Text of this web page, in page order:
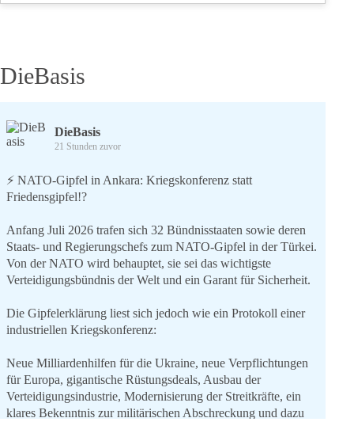
DieBasis
DieBasis
21 Stunden zuvor
⚡️ NATO-Gipfel in Ankara: Kriegskonferenz statt
Friedensgipfel!?
Anfang Juli 2026 trafen sich 32 Bündnisstaaten sowie deren
Staats- und Regierungschefs zum NATO-Gipfel in der Türkei.
Von der NATO wird behauptet, sie sei das wichtigste
Verteidigungsbündnis der Welt und ein Garant für Sicherheit.
Die Gipfelerklärung liest sich jedoch wie ein Protokoll einer
industriellen Kriegskonferenz:
Neue Milliardenhilfen für die Ukraine, neue Verpflichtungen
für Europa, gigantische Rüstungsdeals, Ausbau der
Verteidigungsindustrie, Modernisierung der Streitkräfte, ein
klares Bekenntnis zur militärischen Abschreckung und dazu